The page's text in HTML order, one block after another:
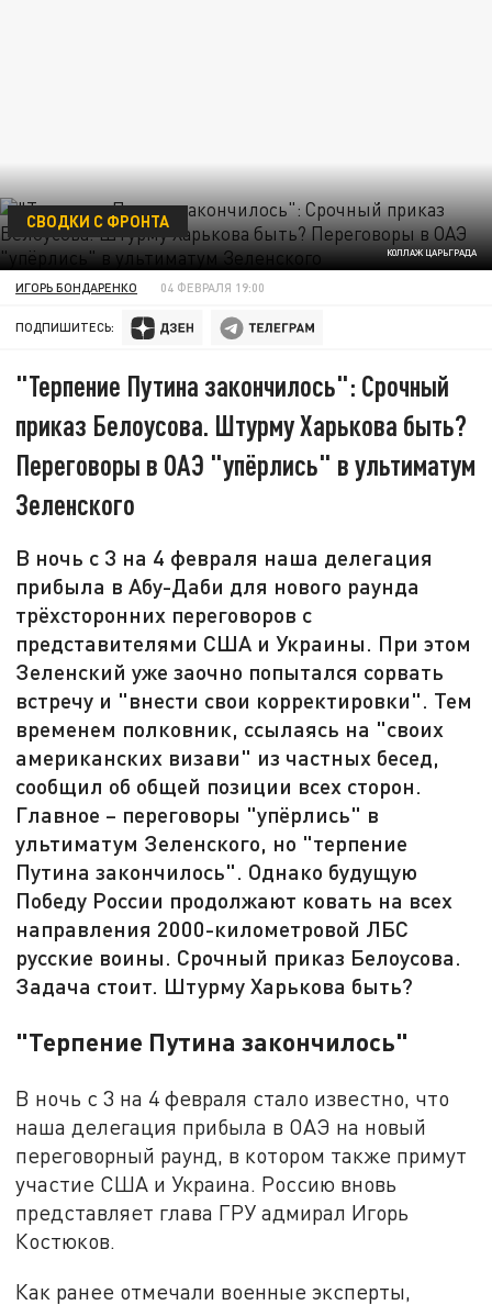
КОЛЛАЖ ЦАРЬГРАДА
СВОДКИ С ФРОНТА
ИГОРЬ БОНДАРЕНКО 04 ФЕВРАЛЯ 19:00
ПОДПИШИТЕСЬ:
"Терпение Путина закончилось": Срочный
приказ Белоусова. Штурму Харькова быть?
Переговоры в ОАЭ "упёрлись" в ультиматум
Зеленского
В ночь с 3 на 4 февраля наша делегация
прибыла в Абу-Даби для нового раунда
трёхсторонних переговоров с
представителями США и Украины. При этом
Зеленский уже заочно попытался сорвать
встречу и "внести свои корректировки". Тем
временем полковник, ссылаясь на "своих
американских визави" из частных бесед,
сообщил об общей позиции всех сторон.
Главное – переговоры "упёрлись" в
ультиматум Зеленского, но "терпение
Путина закончилось". Однако будущую
Победу России продолжают ковать на всех
направления 2000-километровой ЛБС
русские воины. Срочный приказ Белоусова.
Задача стоит. Штурму Харькова быть?
"Терпение Путина закончилось"
В ночь с 3 на 4 февраля стало известно, что
наша делегация прибыла в ОАЭ на новый
переговорный раунд, в котором также примут
участие США и Украина. Россию вновь
представляет глава ГРУ адмирал Игорь
Костюков.
Как ранее отмечали военные эксперты,